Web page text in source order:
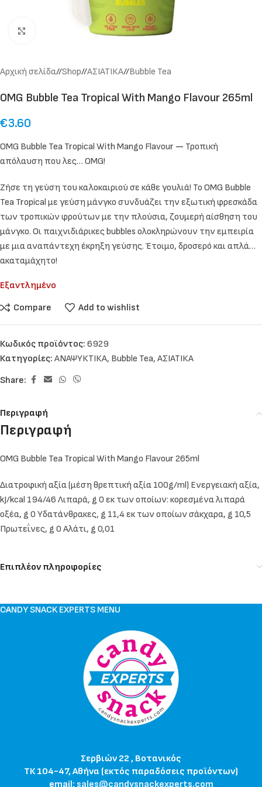
Click to enlarge
Αρχική σελίδα/ Shop/ ΑΣΙΑΤΙΚΑ/ Bubble Tea
OMG Bubble Tea Tropical With Mango Flavour 265ml
€3.60
OMG Bubble Tea Tropical With Mango Flavour — Τροπική
απόλαυση που λες… OMG!
Ζήσε τη γεύση του καλοκαιριού σε κάθε γουλιά! Το OMG Bubble
Tea Tropical με γεύση μάνγκο συνδυάζει την εξωτική φρεσκάδα
των τροπικών φρούτων με την πλούσια, ζουμερή αίσθηση του
μάνγκο. Οι παιχνιδιάρικες bubbles ολοκληρώνουν την εμπειρία
με μια αναπάντεχη έκρηξη γεύσης. Έτοιμο, δροσερό και απλά…
ακαταμάχητο!
Εξαντλημένο
Compare
Add to wishlist
Κωδικός προϊόντος: 6929
Κατηγορίες: ΑΝΑΨΥΚΤΙΚΑ, Bubble Tea, ΑΣΙΑΤΙΚΑ
Share:
Περιγραφή
Περιγραφή
OMG Bubble Tea Tropical With Mango Flavour 265ml
Διατροφική αξία (μέση θρεπτική αξία 100g/ml) Ενεργειακή αξία,
kJ/kcal 194/46 Λιπαρά, g 0 εκ των οποίων: κορεσμένα λιπαρά
οξέα, g 0 Υδατάνθρακες, g 11,4 εκ των οποίων σάκχαρα, g 10,5
Πρωτεΐνες, g 0 Αλάτι, g 0,01
Επιπλέον πληροφορίες
CANDY SNACK EXPERTS MENU
Σερβιών 22 , Βοτανικός
ΤΚ 104-47, Αθήνα (εκτός παραδόσεις προϊόντων)
email: sales@candysnackexperts.com